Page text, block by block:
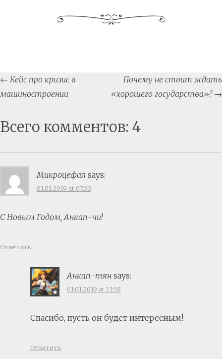
Post
navigation
← Кейс про кризис в
машиностроении
Почему не стоит ждать
«хорошего государства»? →
Всего комментов: 4
Микроцефал says:
01.01.2019 at 07:30
С Новым Годом, Анкап-чи!
Ответить
Анкап-тян says:
01.01.2019 at 13:58
Спасибо, пусть он будет интересным!
Ответить